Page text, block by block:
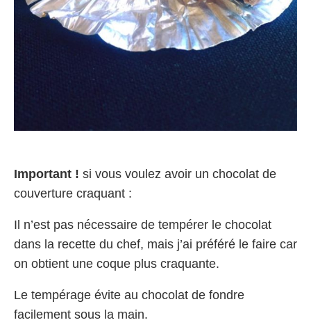
Important ! si vous voulez avoir un chocolat de
couverture craquant :
Il n’est pas nécessaire de tempérer le chocolat
dans la recette du chef, mais j’ai préféré le faire car
on obtient une coque plus craquante.
Le tempérage évite au chocolat de fondre
facilement sous la main.